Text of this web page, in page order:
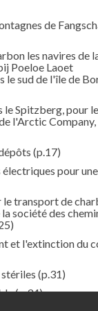
de
les navires de
Poeloe Laoet
le sud de l'île de
le Spitzberg, pour le
l'Arctic Company,
(p.17)
pour une
le transport de
société des
et l'extinction du
(p.31)
(p.34)